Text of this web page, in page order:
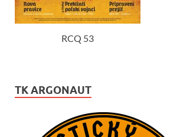
RCQ 53
TK ARGONAUT